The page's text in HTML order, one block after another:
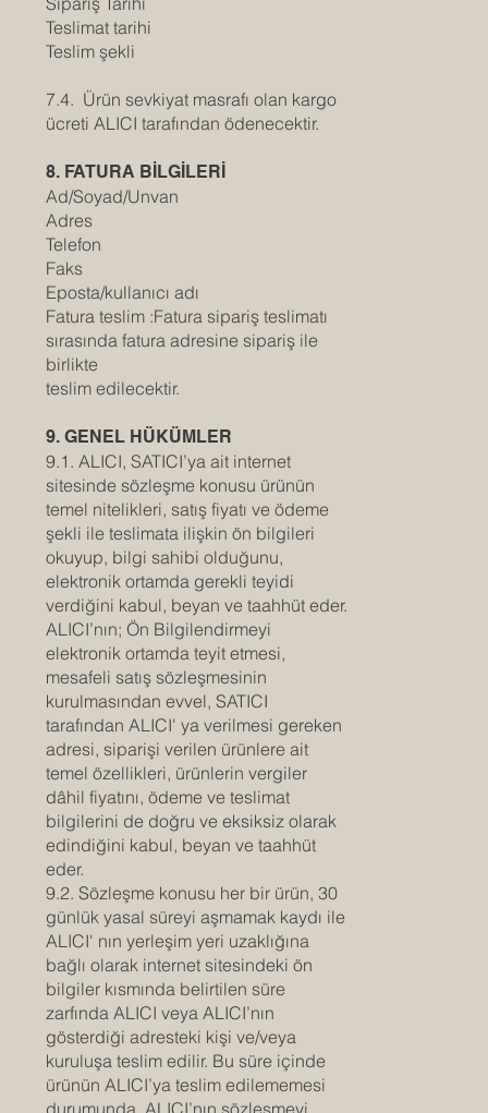
Teslimat tarihi
Teslim şekli
7.4. Ürün sevkiyat masrafı olan kargo
ücreti ALICI tarafından ödenecektir.
8. FATURA BİLGİLERİ
Ad/Soyad/Unvan
Adres
Telefon
Faks
Eposta/kullanıcı adı
Fatura teslim :Fatura sipariş teslimatı
sırasında fatura adresine sipariş ile
birlikte
teslim edilecektir.
9. GENEL HÜKÜMLER
9.1. ALICI, SATICI’ya ait internet
sitesinde sözleşme konusu ürünün
temel nitelikleri, satış fiyatı ve ödeme
şekli ile teslimata ilişkin ön bilgileri
okuyup, bilgi sahibi olduğunu,
elektronik ortamda gerekli teyidi
verdiğini kabul, beyan ve taahhüt eder.
ALICI’nın; Ön Bilgilendirmeyi
elektronik ortamda teyit etmesi,
mesafeli satış sözleşmesinin
kurulmasından evvel, SATICI
tarafından ALICI' ya verilmesi gereken
adresi, siparişi verilen ürünlere ait
temel özellikleri, ürünlerin vergiler
dâhil fiyatını, ödeme ve teslimat
bilgilerini de doğru ve eksiksiz olarak
edindiğini kabul, beyan ve taahhüt
eder.
9.2. Sözleşme konusu her bir ürün, 30
günlük yasal süreyi aşmamak kaydı ile
ALICI' nın yerleşim yeri uzaklığına
bağlı olarak internet sitesindeki ön
bilgiler kısmında belirtilen süre
zarfında ALICI veya ALICI’nın
gösterdiği adresteki kişi ve/veya
kuruluşa teslim edilir. Bu süre içinde
ürünün ALICI’ya teslim edilememesi
durumunda, ALICI’nın sözleşmeyi